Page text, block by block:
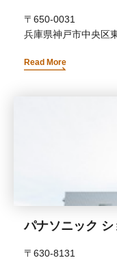
〒650-0031
兵庫県神戸市中央区
Read More
パナソニック
〒630-8131